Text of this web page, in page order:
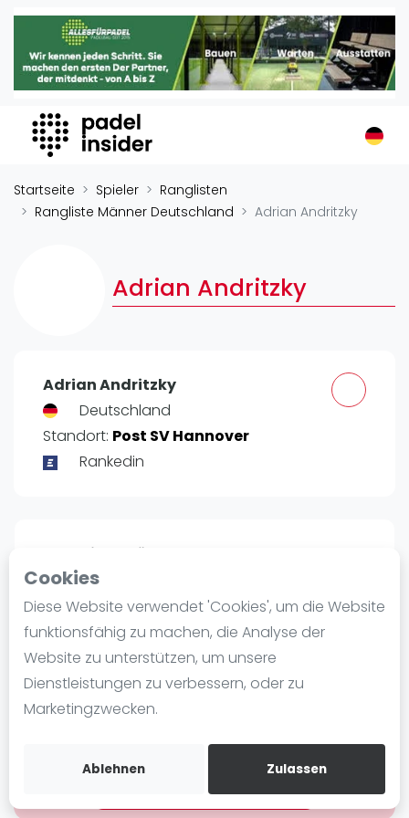
Cookies
Diese Website verwendet 'Cookies', um die Website
funktionsfähig zu machen, die Analyse der
Website zu unterstützen, um unsere
Dienstleistungen zu verbessern, oder zu
Marketingzwecken.
Ablehnen Zulassen
Padel Insider
Home
Organisationen
Buchungssysteme
Padel-Shops
Padel-Marken
Veranstaltungen
Playtomic
Ranking
Männer
FIP Frauen
Blog
Die Geschichte von Padel
Regeln und Punktzählung
Padel Schläge
Video
Startseite Spieler
Ranglisten
Rangliste Männer Deutschland
Adrian Andritzky
Adrian Andritzky
Adrian Andritzky
Deutschland
Standort: Post SV Hannover
Rankedin
Rangliste Männer Deutschland
Profil
POSITIE
# 5698
PT
55
Kostenloses Konto erstellen